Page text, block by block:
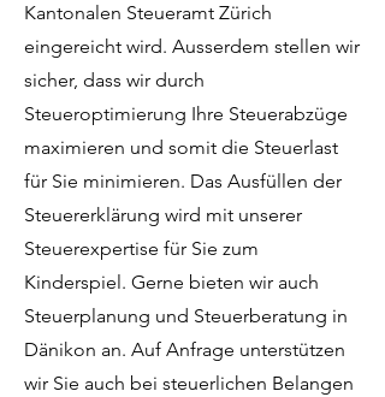
Kantonalen Steueramt Zürich
eingereicht wird. Ausserdem stellen wir
sicher, dass wir durch
Steueroptimierung Ihre Steuerabzüge
maximieren und somit die Steuerlast
für Sie minimieren. Das Ausfüllen der
Steuererklärung wird mit unserer
Steuerexpertise für Sie zum
Kinderspiel. Gerne bieten wir auch
Steuerplanung und Steuerberatung in
Dänikon an. Auf Anfrage unterstützen
wir Sie auch bei steuerlichen Belangen